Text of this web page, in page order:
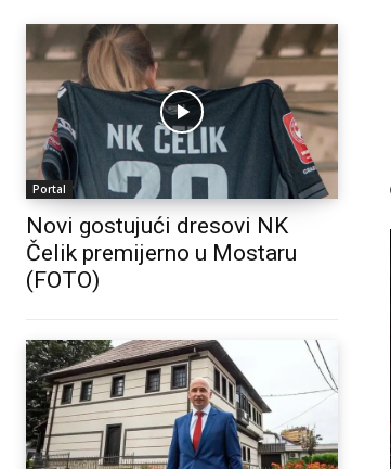
Portal
Novi gostujući dresovi NK
Čelik premijerno u Mostaru
(FOTO)